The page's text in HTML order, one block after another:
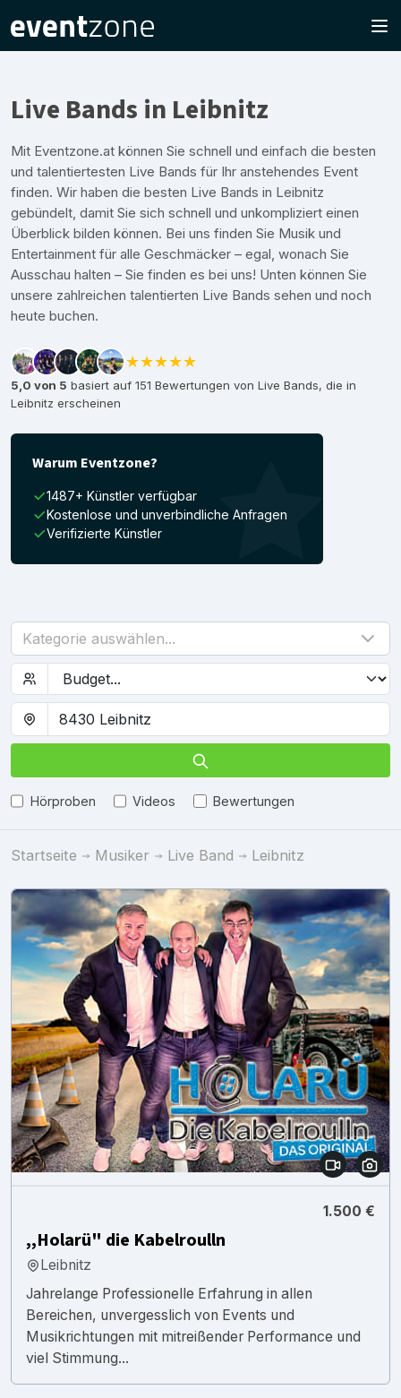
Live Bands in Leibnitz
Mit Eventzone.at können Sie schnell und einfach die besten
und talentiertesten Live Bands für Ihr anstehendes Event
finden. Wir haben die besten Live Bands in Leibnitz
gebündelt, damit Sie sich schnell und unkompliziert einen
Überblick bilden können. Bei uns finden Sie Musik und
Entertainment für alle Geschmäcker – egal, wonach Sie
Ausschau halten – Sie finden es bei uns! Unten können Sie
unsere zahlreichen talentierten Live Bands sehen und noch
heute buchen.
★★★★★
5,0 von 5 basiert auf 151 Bewertungen von Live Bands, die in
Leibnitz erscheinen
Warum Eventzone?
1487+ Künstler verfügbar
Kostenlose und unverbindliche Anfragen
Verifizierte Künstler
Kategorie auswählen...
Hörproben Videos Bewertungen
Startseite Musiker Live Band Leibnitz
1.500 €
,,Holarü" die Kabelroulln
Leibnitz
Jahrelange Professionelle Erfahrung in allen
Bereichen, unvergesslich von Events und
Musikrichtungen mit mitreißender Performance und
viel Stimmung...